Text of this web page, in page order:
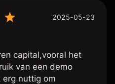
2025-05-23
capital,vooral het
van een demo
erg nuttig om